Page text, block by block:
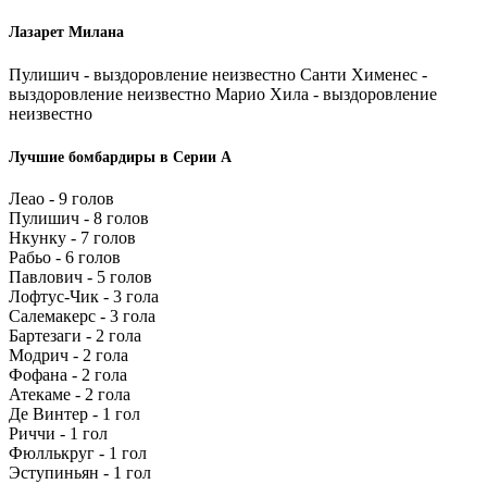
Лазарет Милана
Пулишич - выздоровление неизвестно Санти Хименес -
выздоровление неизвестно Марио Хила - выздоровление
неизвестно
Лучшие бомбардиры в Серии А
Леао - 9 голов
Пулишич - 8 голов
Нкунку - 7 голов
Рабьо - 6 голов
Павлович - 5 голов
Лофтус-Чик - 3 гола
Салемакерс - 3 гола
Бартезаги - 2 гола
Модрич - 2 гола
Фофана - 2 гола
Атекаме - 2 гола
Де Винтер - 1 гол
Риччи - 1 гол
Фюллькруг - 1 гол
Эступиньян - 1 гол